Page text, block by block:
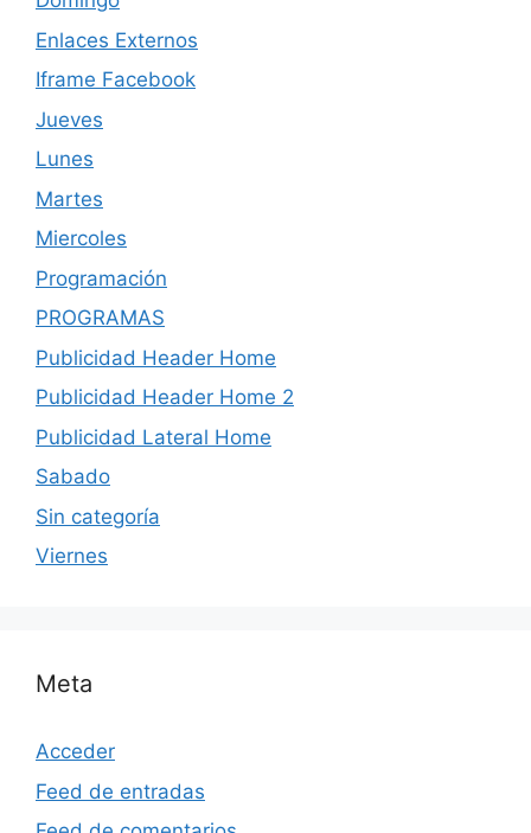
Enlaces Externos
Iframe Facebook
Jueves
Lunes
Martes
Miercoles
Programación
PROGRAMAS
Publicidad Header Home
Publicidad Header Home 2
Publicidad Lateral Home
Sabado
Sin categoría
Viernes
Meta
Acceder
Feed de entradas